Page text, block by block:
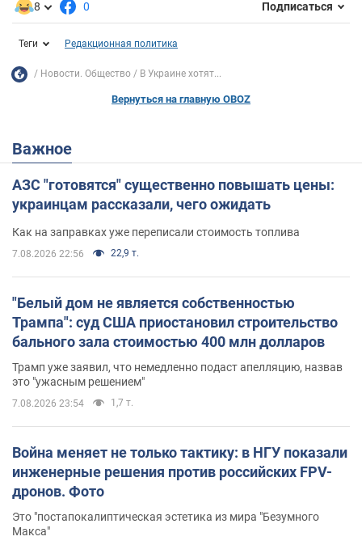
8 0 Подписаться
Теги Редакционная политика
Новости. Общество В Украине хотят...
Вернуться на главную OBOZ
Важное
АЗС "готовятся" существенно повышать цены:
украинцам рассказали, чего ожидать
Как на заправках уже переписали стоимость топлива
7.08.2026 22:56 22,9 т.
"Белый дом не является собственностью
Трампа": суд США приостановил строительство
бального зала стоимостью 400 млн долларов
Трамп уже заявил, что немедленно подаст апелляцию, назвав
это "ужасным решением"
7.08.2026 23:54 1,7 т.
Война меняет не только тактику: в НГУ показали
инженерные решения против российских FPV-
дронов. Фото
Это "постапокалиптическая эстетика из мира "Безумного
Макса"